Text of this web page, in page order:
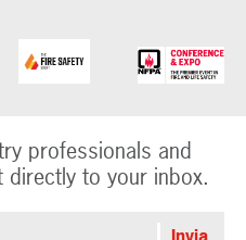
professionals and
to your inbox.